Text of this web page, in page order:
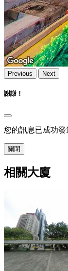
Previous Next
謝謝！
您的訊息已成功發
關閉
相關大廈